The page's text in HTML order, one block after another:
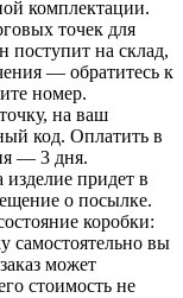
комплектации.
точек для
поступит на склад,
— обратитесь к
номер.
на ваш
код. Оплатить в
— 3 дня.
изделие придет в
о посылке.
коробки:
самостоятельно вы
может
стоимость не